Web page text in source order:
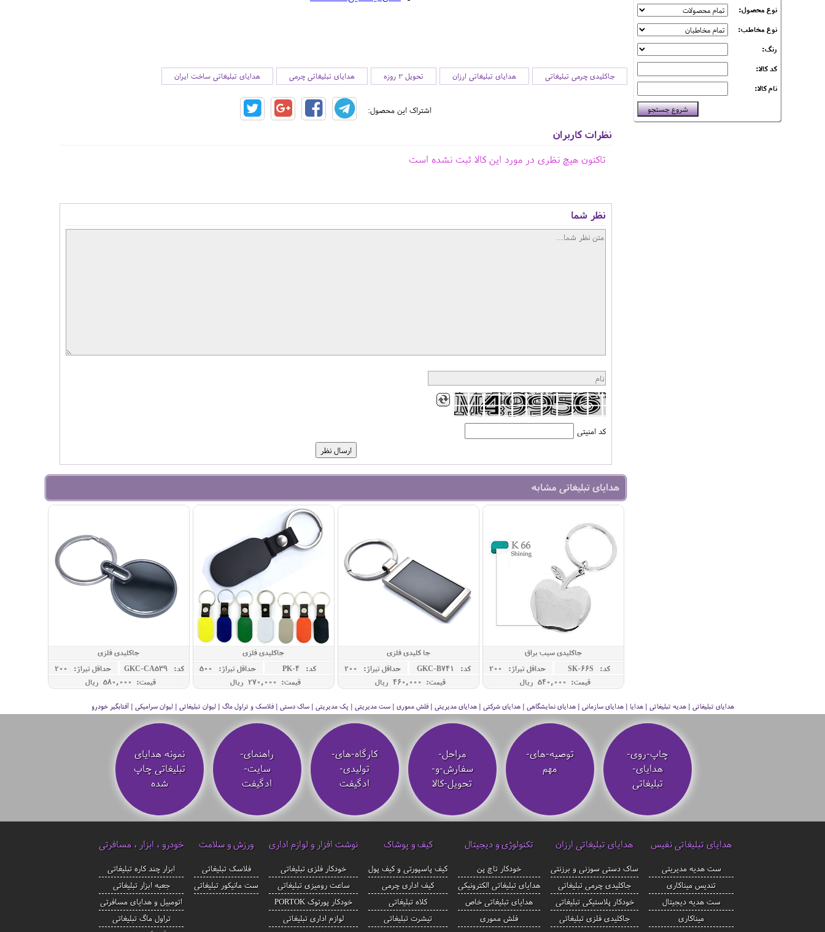
نوع محصول:
نوع مخاطب:
رنگ:
کد کالا:
نام کالا:
جاکلیدی چرمی تبلیغاتی هدایای تبلیغاتی ارزان تحویل 3 روزه هدایای تبلیغاتی چرمی هدایای تبلیغاتی ساخت ایران
اشتراک این محصول:
نظرات کاربران
تاکنون هیچ نظری در مورد این کالا ثبت نشده است
نظر شما
کد امنیتی
هدایای تبلیغاتی مشابه
جاکلیدی سیب براق
کد: SK-66S
حداقل تيراژ: 200
قیمت: 540,000 ريال
جا کلیدی فلزی
کد: GKC-B741
حداقل تيراژ: 200
قیمت: 460,000 ريال
جاکلیدی فلزی
کد: PK-4
حداقل تيراژ: 500
قیمت: 270,000 ريال
جاکلیدی فلزی
کد: GKC-CA539
حداقل تيراژ: 200
قیمت: 580,000 ريال
هدایای تبلیغاتی | هدیه تبلیغاتی | هدایا | هدایای سازمانی | هدایای نمایشگاهی | هدایای شرکتی | هدایای مدیریتی | فلش مموری | ست مدیریتی | پک مدیریتی | ساک دستی | فلاسک و تراول ماگ | لیوان تبلیغاتی | لیوان سرامیکی | آفتابگیر خودرو
چاپ-روی-
هدایای-
تبلیغاتی
توصیه‌-های-
مهم
مراحل-
سفارش-و-
تحویل-کالا
کارگاه-های-
تولیدی-
ادگیفت
راهنمای-
سایت-
ادگیفت
نمونه هدایای
تبلیغاتی چاپ
شده
هدایای تبلیغاتی نفیس
ست هدیه مدیریتی
تندیس میناکاری
ست هدیه دیجیتال
میناکاری
هدایای تبلیغاتی ارزان
ساک دستی سوزنی و برزنتی
جاکلیدی چرمی تبلیغاتی
خودکار پلاستیکی تبلیغاتی
جاکلیدی فلزی تبلیغاتی
تکنولوژی و دیجیتال
خودکار تاچ پن
هدایای تبلیغاتی الکترونیکی
هدایای تبلیغاتی خاص
فلش مموری
کیف و پوشاک
کیف پاسپورتی و کیف پول
کیف اداری چرمی
کلاه تبلیغاتی
تیشرت تبلیغاتی
نوشت افزار و لوازم اداری
خودکار فلزی تبلیغاتی
ساعت رومیزی تبلیغاتی
خودکار پورتوک PORTOK
لوازم اداری تبلیغاتی
ورزش و سلامت
فلاسک تبلیغاتی
ست مانیکور تبلیغاتی
خودرو ، ابزار ، مسافرتی
ابزار چند کاره تبلیغاتی
جعبه ابزار تبلیغاتی
اتومبیل و هدایای مسافرتی
تراول ماگ تبلیغاتی